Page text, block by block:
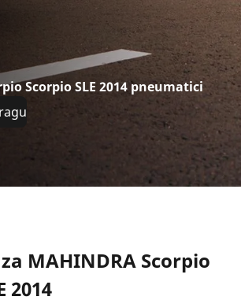
Scorpio SLE 2014 pneumatici
MAHINDRA Scorpio
2014